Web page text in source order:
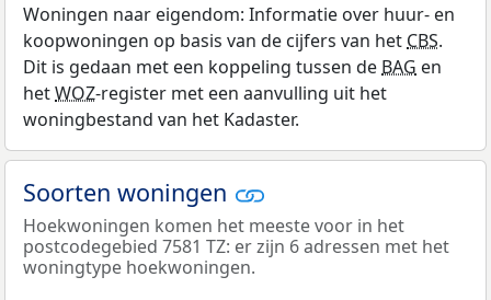
Woningen naar eigendom: Informatie over huur- en
koopwoningen op basis van de cijfers van het CBS.
Dit is gedaan met een koppeling tussen de BAG en
hetWOZ-register met een aanvulling uit het
woningbestand van het Kadaster.
Soorten woningen
Hoekwoningen komen het meeste voor in het
postcodegebied 7581 TZ: er zijn 6 adressen met het
woningtype hoekwoningen.